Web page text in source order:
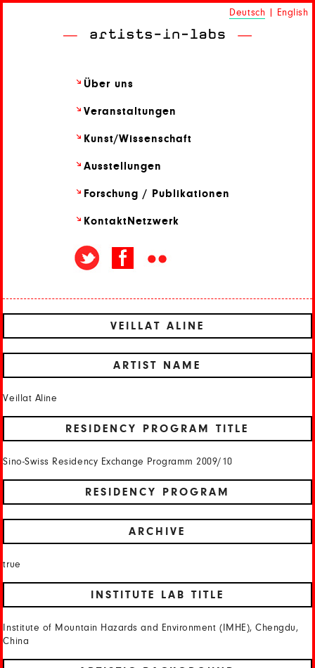
Deutsch English
Über uns
Veranstaltungen
Kunst/Wissenschaft
Ausstellungen
Forschung / Publikationen
Kontakt Netzwerk
VEILLAT ALINE
ARTIST NAME
Veillat Aline
RESIDENCY PROGRAM TITLE
Sino-Swiss Residency Exchange Programm 2009/10
RESIDENCY PROGRAM
ARCHIVE
true
INSTITUTE LAB TITLE
Institute of Mountain Hazards and Environment (IMHE), Chengdu,
China